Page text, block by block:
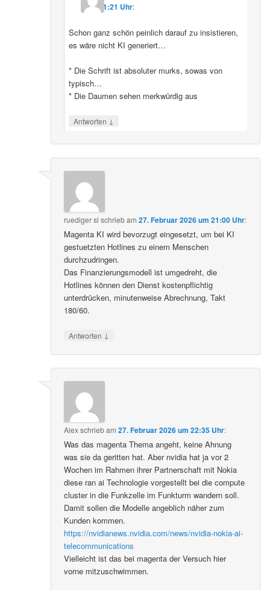
11:21 Uhr:
Schon ganz schön peinlich darauf zu insistieren,
es wäre nicht KI generiert…
* Die Schrift ist absoluter murks, sowas von
typisch…
* Die Daumen sehen merkwürdig aus
Antworten ↓
ruediger sl schriebam27. Februar 2026 um 21:00 Uhr:
Magenta KI wird bevorzugt eingesetzt, um bei KI
gestuetzten Hotlines zu einem Menschen
durchzudringen.
Das Finanzierungsmodell ist umgedreht, die
Hotlines können den Dienst kostenpflichtig
unterdrücken, minutenweise Abrechnung, Takt
180/60.
Antworten ↓
Alexschriebam27. Februar 2026 um 22:35 Uhr:
Was das magenta Thema angeht, keine Ahnung
was sie da geritten hat. Aber nvidia hat ja vor 2
Wochen im Rahmen ihrer Partnerschaft mit Nokia
diese ran ai Technologie vorgestellt bei die compute
cluster in die Funkzelle im Funkturm wandern soll.
Damit sollen die Modelle angeblich näher zum
Kunden kommen.
https://nvidianews.nvidia.com/news/nvidia-nokia-ai-
telecommunications
Vielleicht ist das bei magenta der Versuch hier
vorne mitzuschwimmen.